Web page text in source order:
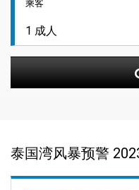
乘客
泰国湾风暴预警